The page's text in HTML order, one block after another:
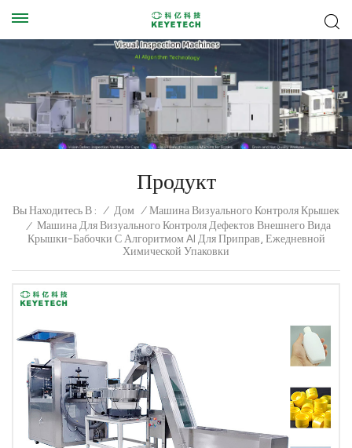
Продукт
Вы Находитесь В : / Дом / Машина Визуального Контроля Крышек
/ Машина Для Визуального Контроля Дефектов Внешнего Вида
Крышки-Бабочки С Алгоритмом AI Для Приправ, Ежедневной
Химической Упаковки